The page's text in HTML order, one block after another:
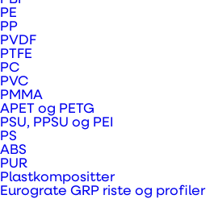
PE
PP
PVDF
PTFE
PC
PVC
PMMA
APET og PETG
PSU, PPSU og PEI
PS
ABS
PUR
Plastkompositter
Eurograte GRP riste og profiler